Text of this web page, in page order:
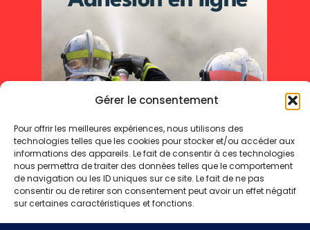
Gérer le consentement
Pour offrir les meilleures expériences, nous utilisons des
technologies telles que les cookies pour stocker et/ou accéder aux
informations des appareils. Le fait de consentir à ces technologies
nous permettra de traiter des données telles que le comportement
de navigation ou les ID uniques sur ce site. Le fait de ne pas
consentir ou de retirer son consentement peut avoir un effet négatif
sur certaines caractéristiques et fonctions.
Mentions légales Politique de cookies